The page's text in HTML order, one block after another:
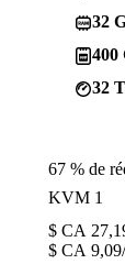
32
400
32
67 % de
KVM 1
$ CA
$ CA 9,09